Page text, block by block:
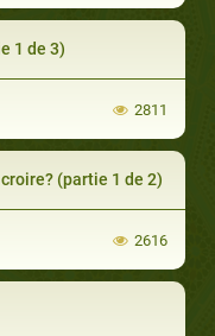
1 de 3)
2811
(partie 1 de 2)
2616